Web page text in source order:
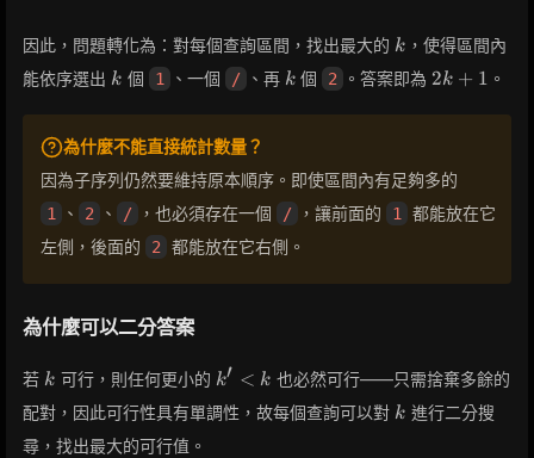
因此，問題轉化為：對每個查詢區間，找出最大的 k
k ，使得區間內
能依序選出 k
k 個 1 、一個 / 、再 k
k 個 2 。答案即為 2k+1
2k + 1 。
為什麼不能直接統計數量？
因為子序列仍然要維持原本順序。即使區間內有足夠多的
1 、 2 、 / ，也必須存在一個 / ，讓前面的 1 都能放在它
左側，後面的
2 都能放在它右側。
為什麼可以二分答案
若 k
k 可行，則任何更小的 k'
<
k
k′ < k 也必然可行——只需捨棄多餘的
配對，因此可行性具有單調性，故每個查詢可以對 k
k 進行二分搜
尋，找出最大的可行值。